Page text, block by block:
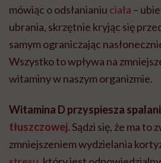
mówiąc o odsłanianiu ciała –
ubrania, skrzętnie kryjąc się
samym ograniczając
Wszystko to wpływa na
witaminy w naszym organizmie.
Witamina D przyspiesza
tłuszczowej. Sądzi się, że ma to
zmniejszeniem wydzielania